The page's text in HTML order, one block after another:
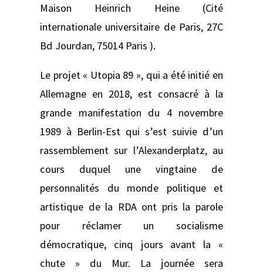
Maison Heinrich Heine (Cité
internationale universitaire de Paris, 27C
Bd Jourdan, 75014 Paris ).
Le projet « Utopia 89 », qui a été initié en
Allemagne en 2018, est consacré à la
grande manifestation du 4 novembre
1989 à Berlin-Est qui s’est suivie d’un
rassemblement sur l’Alexanderplatz, au
cours duquel une vingtaine de
personnalités du monde politique et
artistique de la RDA ont pris la parole
pour réclamer un socialisme
démocratique, cinq jours avant la «
chute » du Mur. La journée sera